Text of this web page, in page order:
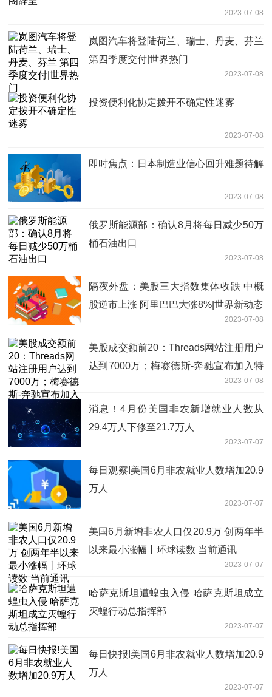
2023-07-08
岚图汽车将登陆荷兰、瑞士、丹麦、芬兰
第四季度交付|世界热门
2023-07-08
投资便利化协定拨开不确定性迷雾
2023-07-08
即时焦点：日本制造业信心回升难题待解
2023-07-08
俄罗斯能源部：确认8月将每日减少50万
桶石油出口
2023-07-08
隔夜外盘：美股三大指数集体收跌 中概
股逆市上涨 阿里巴巴大涨8%|世界新动态
2023-07-08
美股成交额前20：Threads网站注册用户
达到7000万；梅赛德斯-奔驰宣布加入特
斯拉的北美超级充电网络 今日讯2023-07-08
消息！4月份美国非农新增就业人数从
29.4万人下修至21.7万人
2023-07-07
每日观察!美国6月非农就业人数增加20.9
万人
2023-07-07
美国6月新增非农人口仅20.9万 创两年半
以来最小涨幅丨环球读数 当前通讯
2023-07-07
哈萨克斯坦遭蝗虫入侵 哈萨克斯坦成立
灭蝗行动总指挥部
2023-07-07
每日快报!美国6月非农就业人数增加20.9
万人
2023-07-07